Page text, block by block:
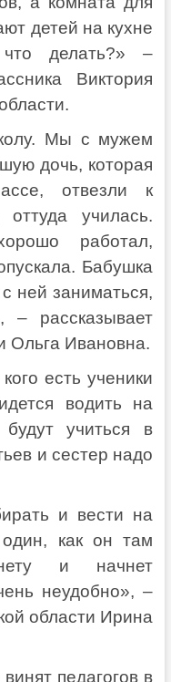
детей на кухне
делать?» –
Виктория
Мы с мужем
дочь, которая
отвезли к
училась.
работал,
Бабушка
ней заниматься,
– рассказывает
Ольга Ивановна.
есть ученики
водить на
учиться в
и сестер надо
и вести на
один, как он там
и начнет
неудобно», –
области Ирина
педагогов в